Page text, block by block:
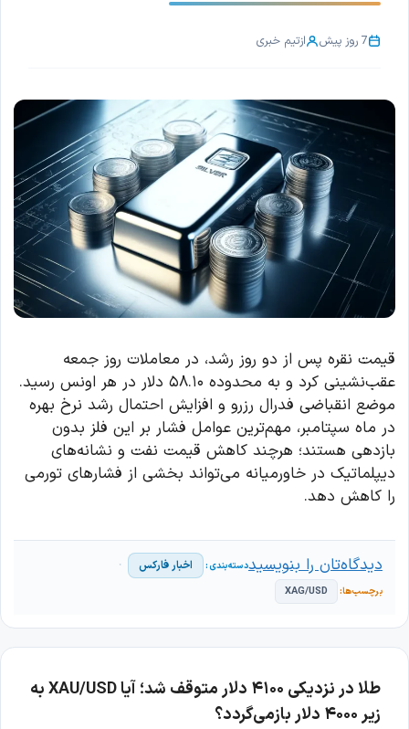
7 روز پیش ازتیم خبری
قیمت نقره پس از دو روز رشد، در معاملات روز جمعه
عقب‌نشینی کرد و به محدوده ۵۸.۱۰ دلار در هر اونس رسید.
موضع انقباضی فدرال رزرو و افزایش احتمال رشد نرخ بهره
در ماه سپتامبر، مهم‌ترین عوامل فشار بر این فلز بدون
بازدهی هستند؛ هرچند کاهش قیمت نفت و نشانه‌های
دیپلماتیک در خاورمیانه می‌تواند بخشی از فشارهای تورمی
را کاهش دهد.
اخبار فارکس
XAG/USD
دیدگاه‌تان را بنویسید
طلا در نزدیکی ۴۱۰۰ دلار متوقف شد؛ آیا XAU/USD به
زیر ۴۰۰۰ دلار بازمی‌گردد؟